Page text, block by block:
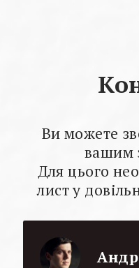
Ви можете
вашим
Для цього
лист у